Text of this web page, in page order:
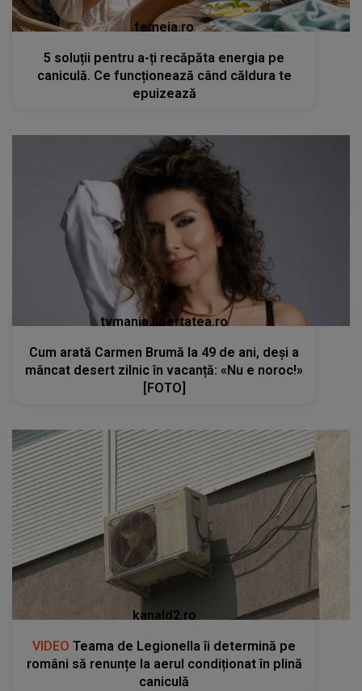
femeia.ro
5 soluții pentru a-ți recăpăta energia pe
caniculă. Ce funcționează când căldura te
epuizează
tvmania.libertatea.ro
Cum arată Carmen Brumă la 49 de ani, deși a
mâncat desert zilnic în vacanță: «Nu e noroc!»
[FOTO]
kanald2.ro
VIDEO Teama de Legionella îi determină pe
români să renunțe la aerul condiționat în plină
caniculă